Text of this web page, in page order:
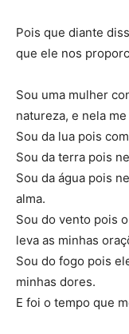
Pois que diante
que ele nos
Sou uma mulher
natureza, e nela
Sou da lua pois
Sou da terra pois
Sou da água pois
alma.
Sou do vento pois
leva as minhas
Sou do fogo pois
minhas dores.
E foi o tempo que